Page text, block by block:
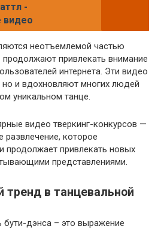
-
видео
неотъемлемой частью
продолжают привлекать внимание
интернета. Эти видео
но и вдохновляют многих людей
уникальном танце.
видео тверкинг-конкурсов —
которое
продолжает привлекать новых
представлениями.
тренд в танцевальной
бути-дэнса – это выражение